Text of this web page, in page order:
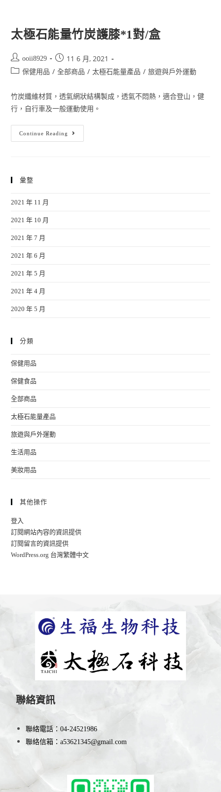
太極石能量竹炭護膝*1對/盒
ooii8929 11 6 月, 2021
保健用品 / 全部商品 / 太極石能量產品 / 旅遊與戶外運動
竹炭纖維材質，透氣網狀結構製成，透氣不悶熱，適合登山，健
行，自行車及一般運動使用。
Continue Reading
彙整
2021 年 11 月
2021 年 10 月
2021 年 7 月
2021 年 6 月
2021 年 5 月
2021 年 4 月
2020 年 5 月
分類
保健用品
保健食品
全部商品
太極石能量產品
旅遊與戶外運動
生活用品
美妝用品
其他操作
登入
訂閱網站內容的資訊提供
訂閱留言的資訊提供
WordPress.org 台灣繁體中文
聯絡資訊
聯絡電話：04-24521986
聯絡信箱：a53621345@gmail.com